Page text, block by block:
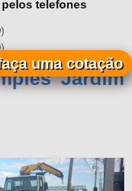
telefones
Cobertura
Jardim
uma cotação